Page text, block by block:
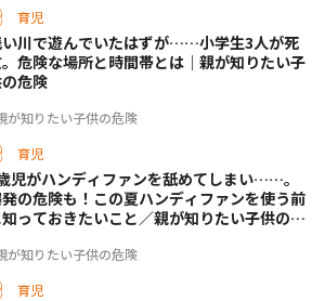
育児
が知りたい子供の危険
川で遊んでいたはずが……小学生3人が死
危険な場所と時間帯とは｜親が知りたい子
危険
育児
が知りたい子供の危険
児がハンディファンを舐めてしまい……。
の危険も！この夏ハンディファンを使う前
っておきたいこと／親が知りたい子供の危
育児